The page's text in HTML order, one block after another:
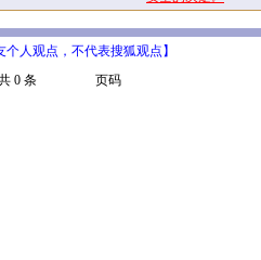
个人观点，不代表搜狐观点】
0 条
页码